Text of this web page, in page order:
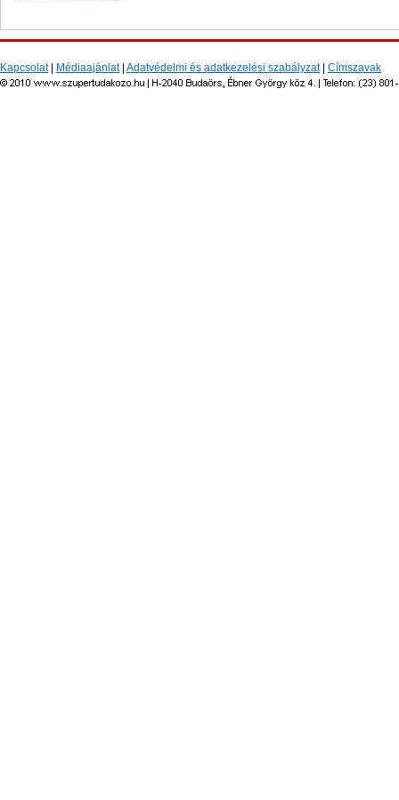
Kapcsolat| Médiaajánlat| Adatvédelmi és adatkezelési szabályzat| Címszavak